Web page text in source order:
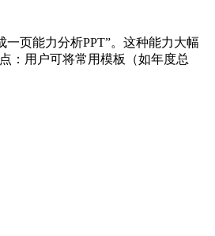
页能力分析PPT”。这种能力大幅
：用户可将常用模板（如年度总